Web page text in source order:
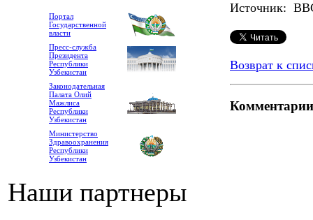
Портал
Государственной
власти
Пресс-служба
Президента
Республики
Узбекистан
Законодательная
Палата Олий
Мажлиса
Республики
Узбекистан
Министерство
Здравоохранения
Республики
Узбекистан
Наши партнеры
Источник:
Возврат к
Комментарии